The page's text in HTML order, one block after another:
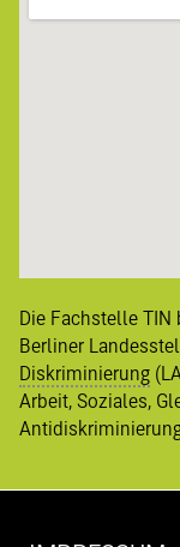
Die Fachstelle TIN
Berliner
Diskriminierung
Arbeit, Soziales,